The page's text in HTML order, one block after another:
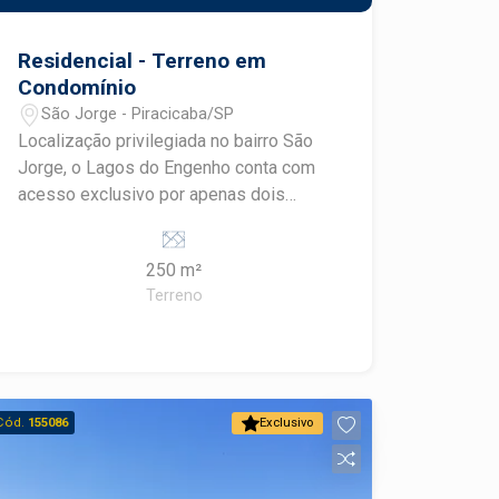
Residencial - Terreno em
Condomínio
São Jorge - Piracicaba/SP
Localização privilegiada no bairro São
Jorge, o Lagos do Engenho conta com
acesso exclusivo por apenas dois
proporciona mais controle e segurança
para os moradores.250 m²
Terreno
Exclusivo
155086